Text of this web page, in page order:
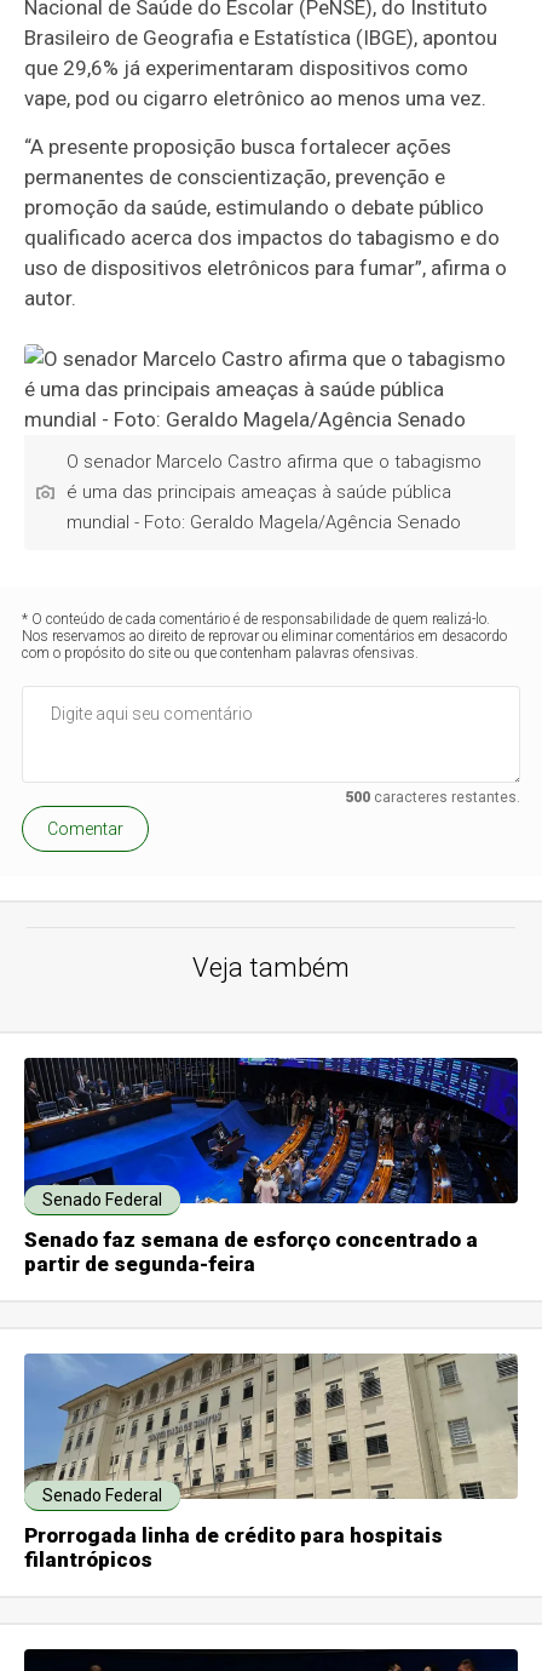
Nacional de Saúde do Escolar (PeNSE), do Instituto
Brasileiro de Geografia e Estatística (IBGE), apontou
que 29,6% já experimentaram dispositivos como
vape, pod ou cigarro eletrônico ao menos uma vez.
“A presente proposição busca fortalecer ações
permanentes de conscientização, prevenção e
promoção da saúde, estimulando o debate público
qualificado acerca dos impactos do tabagismo e do
uso de dispositivos eletrônicos para fumar”, afirma o
autor.
O senador Marcelo Castro afirma que o tabagismo
é uma das principais ameaças à saúde pública
mundial - Foto: Geraldo Magela/Agência Senado
* O conteúdo de cada comentário é de responsabilidade de quem realizá-lo.
Nos reservamos ao direito de reprovar ou eliminar comentários em desacordo
com o propósito do site ou que contenham palavras ofensivas.
500caracteres restantes.
Comentar
Veja também
Senado Federal
Senado faz semana de esforço concentrado a
partir de segunda-feira
Senado Federal
Prorrogada linha de crédito para hospitais
filantrópicos